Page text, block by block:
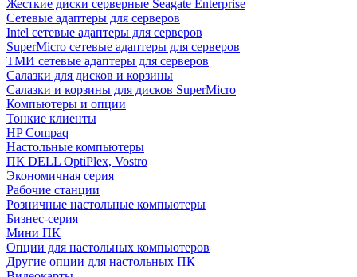
Жесткие диски серверные Seagate Enterprise
Сетевые адаптеры для серверов
Intel сетевые адаптеры для серверов
SuperMicro сетевые адаптеры для серверов
ТМИ сетевые адаптеры для серверов
Салазки для дисков и корзины
Салазки и корзины для дисков SuperMicro
Компьютеры и опции
Тонкие клиенты
HP Compaq
Настольные компьютеры
ПК DELL OptiPlex, Vostro
Экономичная серия
Рабочие станции
Розничные настольные компьютеры
Бизнес-серия
Мини ПК
Опции для настольных компьютеров
Другие опции для настольных ПК